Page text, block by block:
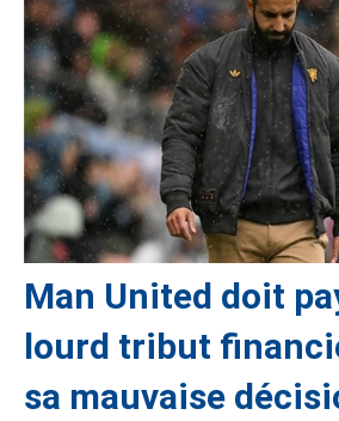
Man United doit
lourd tribut
sa mauvaise